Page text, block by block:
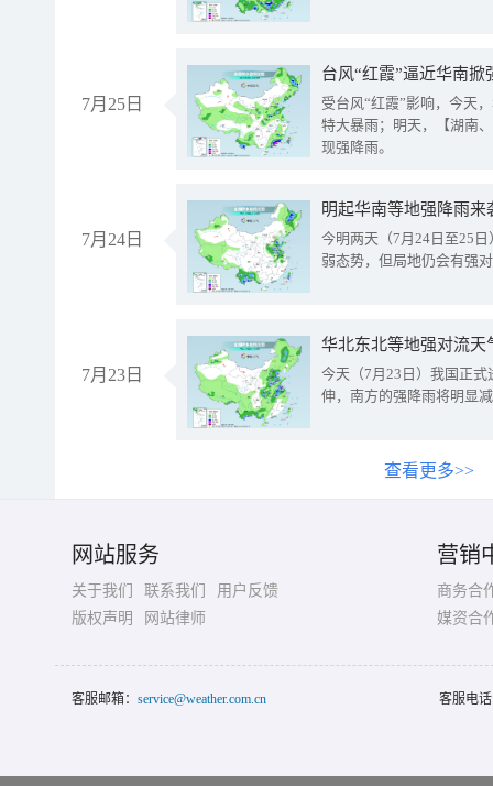
7月25日
台风“红霞”逼近华南
受台风“红霞”影响，今天
特大暴雨；明天，【湖南
现强降雨。
7月24日
明起华南等地强降雨
今明两天（7月24日至25
弱态势，但局地仍会有强
7月23日
华北东北等地强对流天
今天（7月23日）我国正
伸，南方的强降雨将明显
查看更多>>
网站服务
关于我们 联系我们
用户反馈
版权声明
网站律师
营销
商务合
媒资合
客服邮箱： service@weather.com.cn 客服电